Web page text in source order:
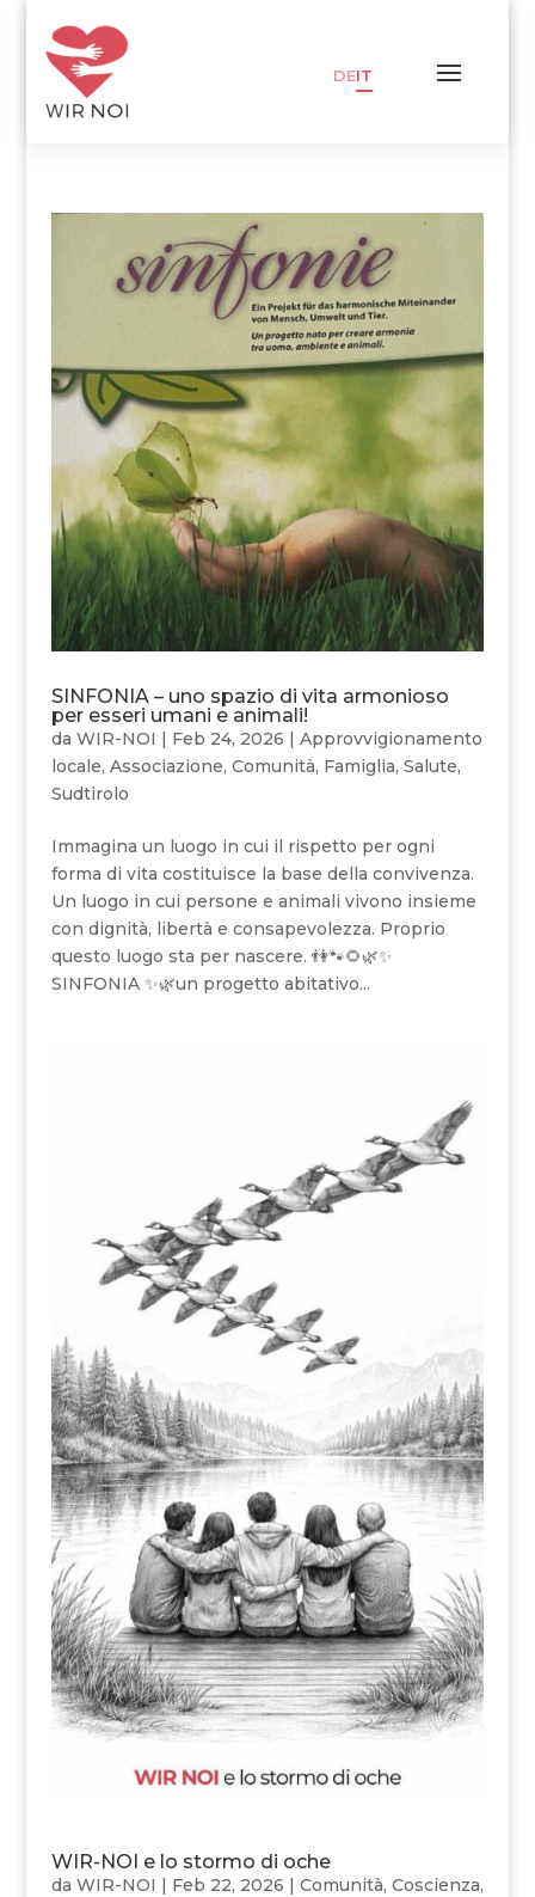
DEIT
SINFONIA – uno spazio di vita armonioso
per esseri umani e animali!
da WIR-NOI Feb 24, 2026
Approvvigionamento
locale, Associazione, Comunità, Famiglia, Salute,
Sudtirolo
Immagina un luogo in cui il rispetto per ogni
forma di vita costituisce la base della convivenza.
Un luogo in cui persone e animali vivono insieme
con dignità, libertà e consapevolezza. Proprio
questo luogo sta per nascere. 👫🐾🌻🌿✨
SINFONIA ✨🌿un progetto abitativo...
WIR-NOI e lo stormo di oche
da WIR-NOI | Feb 22, 2026 | Comunità, Coscienza,